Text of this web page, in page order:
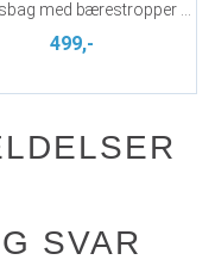
499,-
SVAR